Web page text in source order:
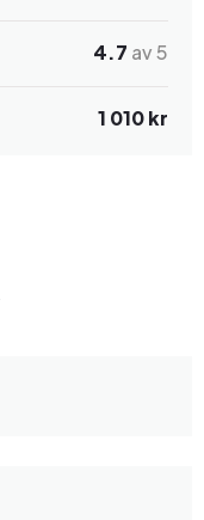
4.7 av 5
1 010 kr